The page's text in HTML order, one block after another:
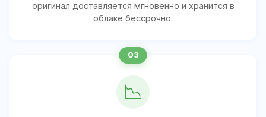
оригинал доставляется мгновенно и хранится в
облаке бессрочно.
📉